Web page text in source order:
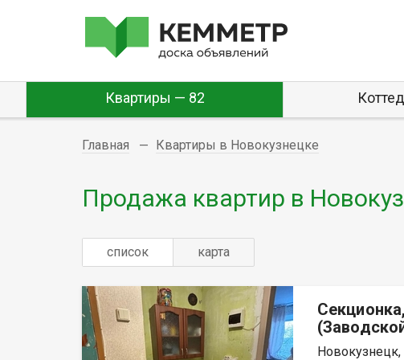
Квартиры — 82
Главная Квартиры в Новокузнецке
Продажа квартир в
список карта